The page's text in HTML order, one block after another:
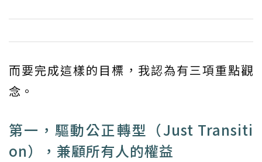
而要完成這樣的目標，我認為有三項重點觀
念。
第一，驅動公正轉型（Just Transiti
on），兼顧所有人的權益